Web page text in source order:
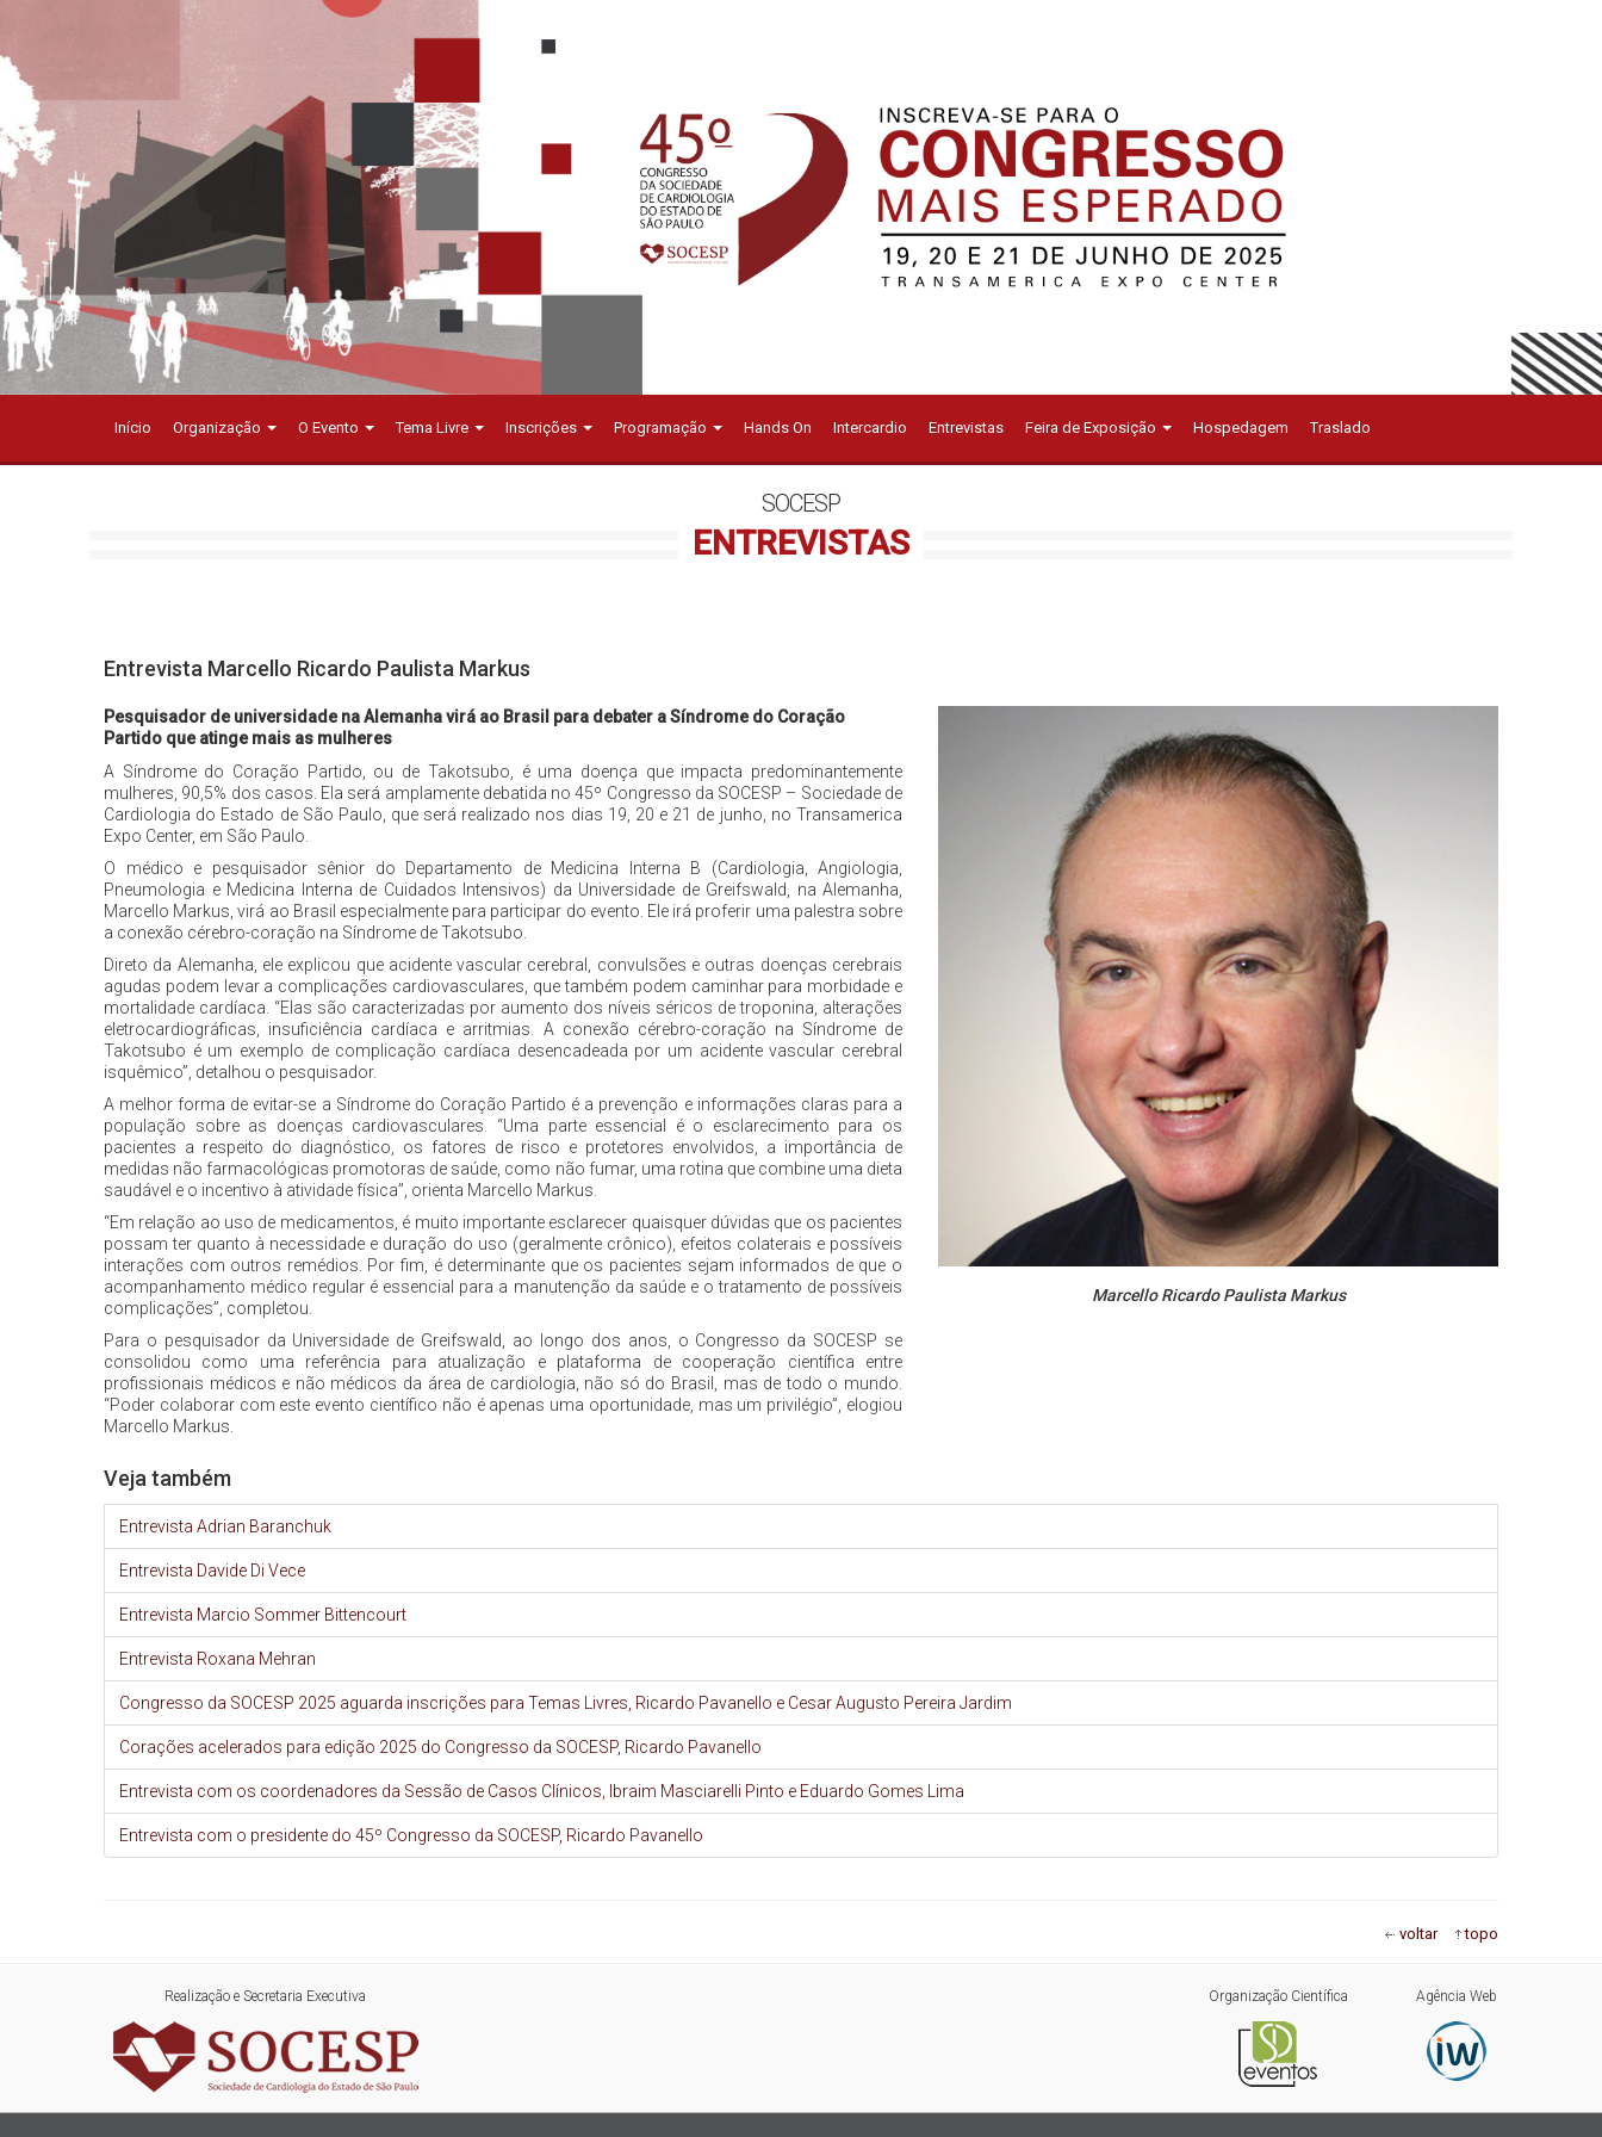
Início Organização O Evento Tema Livre Inscrições Programação Hands On Intercardio Entrevistas Feira de Exposição Hospedagem Traslado
SOCESP
ENTREVISTAS
Entrevista Marcello Ricardo Paulista Markus
Pesquisador de universidade na Alemanha virá ao Brasil para debater a Síndrome do Coração
Partido que atinge mais as mulheres
A Síndrome do Coração Partido, ou de Takotsubo, é uma doença que impacta predominantemente
mulheres, 90,5% dos casos. Ela será amplamente debatida no 45º Congresso da SOCESP – Sociedade de
Cardiologia do Estado de São Paulo, que será realizado nos dias 19, 20 e 21 de junho, no Transamerica
Expo Center, em São Paulo.
O médico e pesquisador sênior do Departamento de Medicina Interna B (Cardiologia, Angiologia,
Pneumologia e Medicina Interna de Cuidados Intensivos) da Universidade de Greifswald, na Alemanha,
Marcello Markus, virá ao Brasil especialmente para participar do evento. Ele irá proferir uma palestra sobre
a conexão cérebro-coração na Síndrome de Takotsubo.
Direto da Alemanha, ele explicou que acidente vascular cerebral, convulsões e outras doenças cerebrais
agudas podem levar a complicações cardiovasculares, que também podem caminhar para morbidade e
mortalidade cardíaca. “Elas são caracterizadas por aumento dos níveis séricos de troponina, alterações
eletrocardiográficas, insuficiência cardíaca e arritmias. A conexão cérebro-coração na Síndrome de
Takotsubo é um exemplo de complicação cardíaca desencadeada por um acidente vascular cerebral
isquêmico”, detalhou o pesquisador.
A melhor forma de evitar-se a Síndrome do Coração Partido é a prevenção e informações claras para a
população sobre as doenças cardiovasculares. “Uma parte essencial é o esclarecimento para os
pacientes a respeito do diagnóstico, os fatores de risco e protetores envolvidos, a importância de
medidas não farmacológicas promotoras de saúde, como não fumar, uma rotina que combine uma dieta
saudável e o incentivo à atividade física”, orienta Marcello Markus.
“Em relação ao uso de medicamentos, é muito importante esclarecer quaisquer dúvidas que os pacientes
possam ter quanto à necessidade e duração do uso (geralmente crônico), efeitos colaterais e possíveis
interações com outros remédios. Por fim, é determinante que os pacientes sejam informados de que o
acompanhamento médico regular é essencial para a manutenção da saúde e o tratamento de possíveis
complicações”, completou.
Para o pesquisador da Universidade de Greifswald, ao longo dos anos, o Congresso da SOCESP se
consolidou como uma referência para atualização e plataforma de cooperação científica entre
profissionais médicos e não médicos da área de cardiologia, não só do Brasil, mas de todo o mundo.
“Poder colaborar com este evento científico não é apenas uma oportunidade, mas um privilégio”, elogiou
Marcello Markus.
Marcello Ricardo Paulista Markus
Veja também
Entrevista Adrian Baranchuk
Entrevista Davide Di Vece
Entrevista Marcio Sommer Bittencourt
Entrevista Roxana Mehran
Congresso da SOCESP 2025 aguarda inscrições para Temas Livres, Ricardo Pavanello e Cesar Augusto Pereira Jardim
Corações acelerados para edição 2025 do Congresso da SOCESP, Ricardo Pavanello
Entrevista com os coordenadores da Sessão de Casos Clínicos, Ibraim Masciarelli Pinto e Eduardo Gomes Lima
Entrevista com o presidente do 45º Congresso da SOCESP, Ricardo Pavanello
voltar topo
Realização e Secretaria Executiva Organização Científica Agência Web